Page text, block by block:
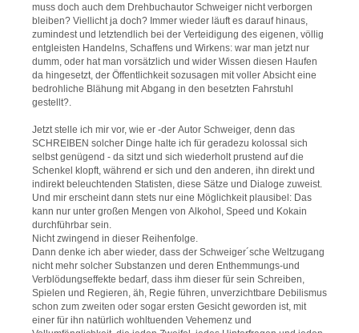
muss doch auch dem Drehbuchautor Schweiger nicht verborgen
bleiben? Viellicht ja doch? Immer wieder läuft es darauf hinaus,
zumindest und letztendlich bei der Verteidigung des eigenen, völlig
entgleisten Handelns, Schaffens und Wirkens: war man jetzt nur
dumm, oder hat man vorsätzlich und wider Wissen diesen Haufen
da hingesetzt, der Öffentlichkeit sozusagen mit voller Absicht eine
bedrohliche Blähung mit Abgang in den besetzten Fahrstuhl
gestellt?.
Jetzt stelle ich mir vor, wie er -der Autor Schweiger, denn das
SCHREIBEN solcher Dinge halte ich für geradezu kolossal sich
selbst genügend - da sitzt und sich wiederholt prustend auf die
Schenkel klopft, während er sich und den anderen, ihn direkt und
indirekt beleuchtenden Statisten, diese Sätze und Dialoge zuweist.
Und mir erscheint dann stets nur eine Möglichkeit plausibel: Das
kann nur unter großen Mengen von Alkohol, Speed und Kokain
durchführbar sein.
Nicht zwingend in dieser Reihenfolge.
Dann denke ich aber wieder, dass der Schweiger´sche Weltzugang
nicht mehr solcher Substanzen und deren Enthemmungs-und
Verblödungseffekte bedarf, dass ihm dieser für sein Schreiben,
Spielen und Regieren, äh, Regie führen, unverzichtbare Debilismus
schon zum zweiten oder sogar ersten Gesicht geworden ist, mit
einer für ihn natürlich wohltuenden Vehemenz und